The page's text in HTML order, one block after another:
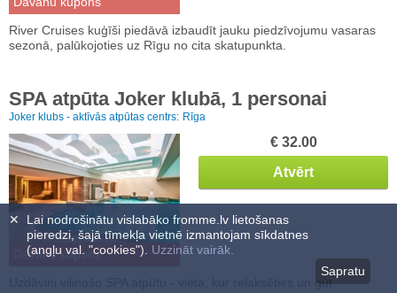
River Cruises kuģīši piedāvā izbaudīt jauku piedzīvojumu vasaras
sezonā, palūkojoties uz Rīgu no cita skatupunkta.
SPA atpūta Joker klubā, 1 personai
Joker klubs - aktīvās atpūtas centrs: Rīga
Dāvanu kupons
€ 32.00
Atvērt
Uzdāvini vilinošo SPA atpūtu - vieta, kur relaksēties un gūt
Lai nodrošinātu vislabāko fromme.lv lietošanas
pieredzi, šajā tīmekļa vietnē izmantojam sīkdatnes
(angļu val. "cookies"). Uzzināt vairāk.
Sapratu
✕